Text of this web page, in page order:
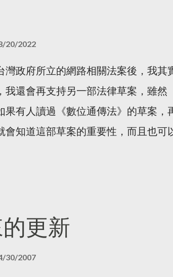
20/2022
灣政府所立的網路相關法案後，我其
我還會再支持另一部法律草案，雖然
果有人讀過《數位通傳法》的草案，
會知道這部草案的重要性，而且也可
》草案時，該草案特別強調是加強歐
代它，而且更多著重在預防盜版、仿
更新
30/2007